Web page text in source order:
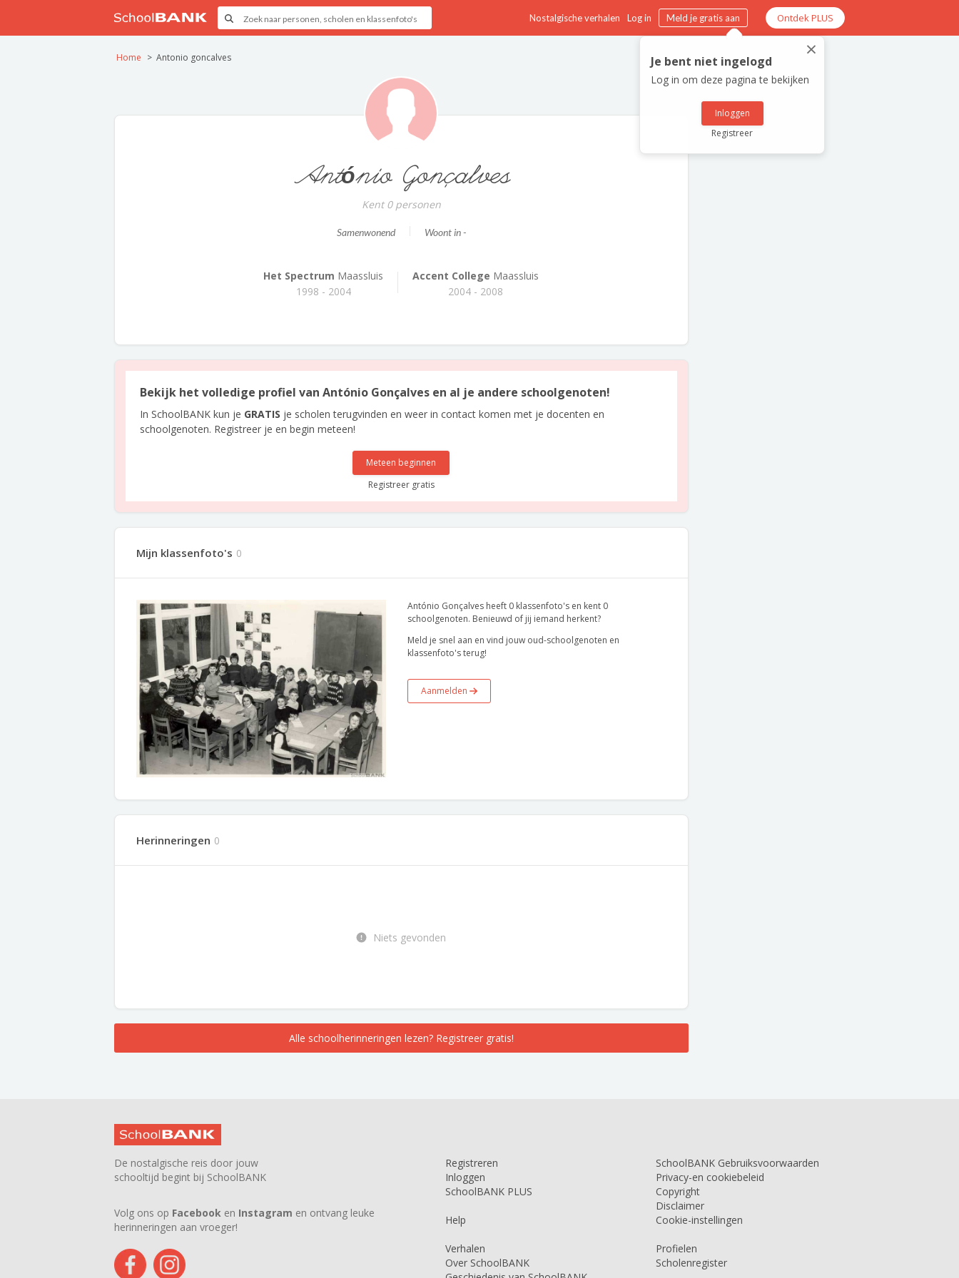
Nostalgische verhalen Log in Meld je gratis aan Ontdek PLUS
×
Je bent niet ingelogd
Log in om deze pagina te bekijken
Inloggen
Registreer
Home Antonio goncalves
António Gonçalves
Kent 0 personen
Samenwonend Woont in -
Het Spectrum Maassluis
1998 - 2004
Accent College Maassluis
2004 - 2008
Bekijk het volledige profiel van António Gonçalves en al je andere schoolgenoten!
In SchoolBANK kun je GRATIS je scholen terugvinden en weer in contact komen met je docenten en
schoolgenoten. Registreer je en begin meteen!
Meteen beginnen
Registreer gratis
Mijn klassenfoto's 0
António Gonçalves heeft 0 klassenfoto's en kent 0
schoolgenoten. Benieuwd of jij iemand herkent?
Meld je snel aan en vind jouw oud-schoolgenoten en
klassenfoto's terug!
Aanmelden
Herinneringen 0
Niets gevonden
Alle schoolherinneringen lezen? Registreer gratis!
De nostalgische reis door jouw
schooltijd begint bij SchoolBANK
Volg ons op Facebook en Instagram en ontvang leuke
herinneringen aan vroeger!
Registreren
Inloggen
SchoolBANK PLUS
Help
Verhalen
Over SchoolBANK
SchoolBANK Gebruiksvoorwaarden
Privacy-en cookiebeleid
Copyright
Disclaimer
Cookie-instellingen
Profielen
Scholenregister